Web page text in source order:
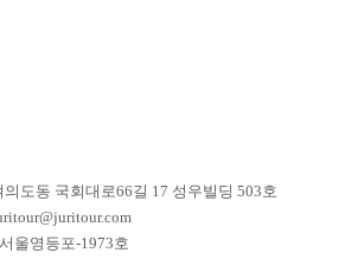
도동 국회대로66길 17 성우빌딩 503호
울영등포-1973호